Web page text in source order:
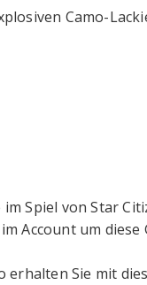
Camo-
Spiel von Star
Account um
Sie mit